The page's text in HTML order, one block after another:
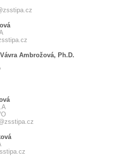
Ambrožová, Ph.D.